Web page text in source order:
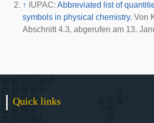
↑
IUPAC: Abbreviated list of
symbols in physical chemistry. Von
Abschnitt 4.3, abgerufen am 13.
Quick links